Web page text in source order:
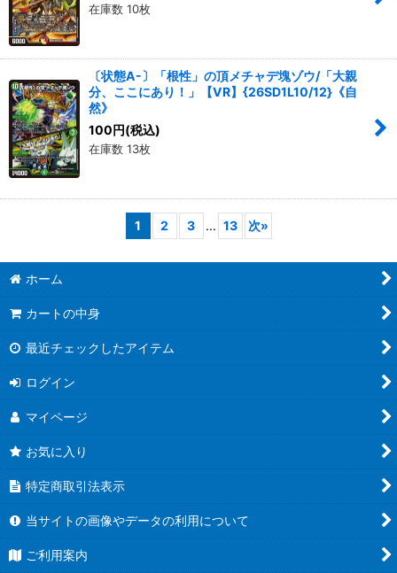
在庫数 10枚
〔状態A-〕「根性」の頂メチャデ塊ゾウ/「大親
分、ここにあり！」【VR】{26SD1L10/12}《自
然》
100円(税込)
在庫数 13枚
1 2 3 ... 13 次»
ホーム
カートの中身
最近チェックしたアイテム
ログイン
マイページ
お気に入り
特定商取引法表示
当サイトの画像やデータの利用について
ご利用案内